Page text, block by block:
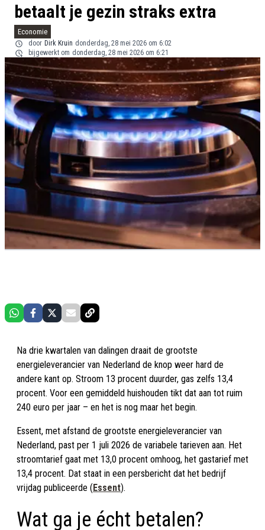
betaalt je gezin straks extra
Economie
door Dirk Kruin donderdag, 28 mei 2026 om 6:02
bijgewerkt om donderdag, 28 mei 2026 om 6:21
Na drie kwartalen van dalingen draait de grootste
energieleverancier van Nederland de knop weer hard de
andere kant op. Stroom 13 procent duurder, gas zelfs 13,4
procent. Voor een gemiddeld huishouden tikt dat aan tot ruim
240 euro per jaar – en het is nog maar het begin.
Essent, met afstand de grootste energieleverancier van
Nederland, past per 1 juli 2026 de variabele tarieven aan. Het
stroomtarief gaat met 13,0 procent omhoog, het gastarief met
13,4 procent. Dat staat in een persbericht dat het bedrijf
vrijdag publiceerde ( Essent).
Wat ga je écht betalen?